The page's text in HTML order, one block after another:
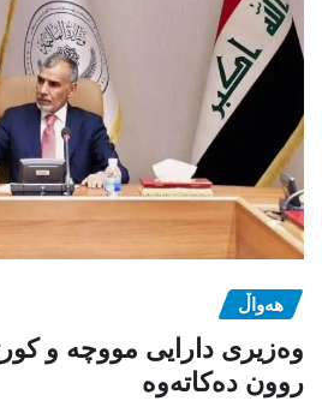
هەواڵ
وەزیری دارایی مووچە و
روون دەکاتەوە